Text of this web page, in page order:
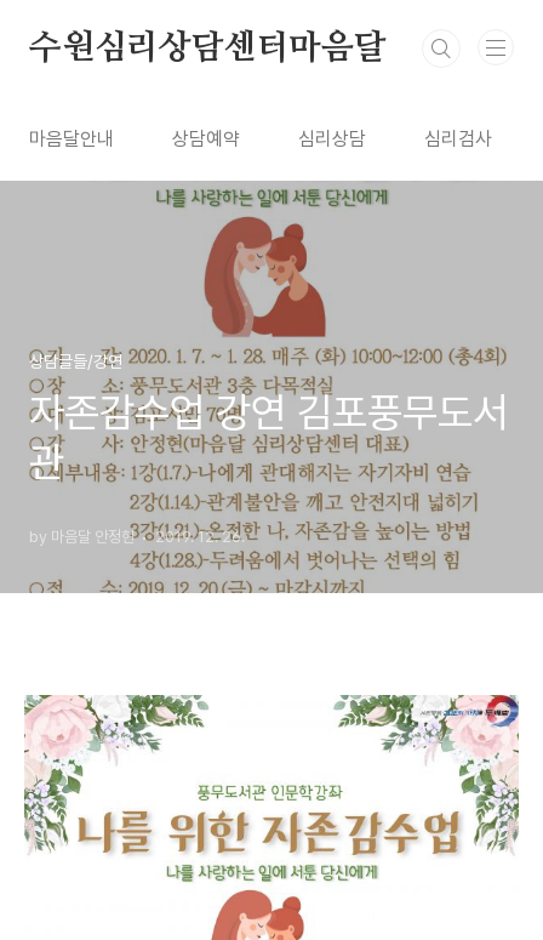
수원심리상담센터마음달
마음달안내 상담예약 심리상담 심리검사
상담글들/강연
자존감수업 강연 김포풍무도서
관
by 마음달 안정현 2019. 12. 26.